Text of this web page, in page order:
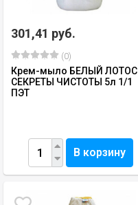
301,41 руб.
(0)
Крем-мыло БЕЛЫЙ ЛОТОС
СЕКРЕТЫ ЧИСТОТЫ 5л 1/1
ПЭТ
В корзину